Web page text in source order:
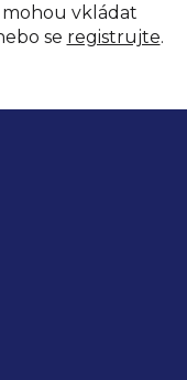
vkládat
se registrujte.